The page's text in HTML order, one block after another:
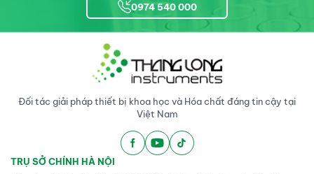
0974 540 000
Đối tác giải pháp thiết bị khoa học và Hóa chất đáng tin cậy tại
Việt Nam
TRỤ SỞ CHÍNH HÀ NỘI